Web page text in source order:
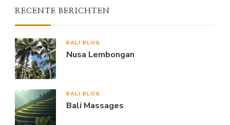
RECENTE BERICHTEN
BALI BLOG
Nusa Lembongan
BALI BLOG
Bali Massages